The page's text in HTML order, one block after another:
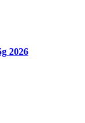
2026